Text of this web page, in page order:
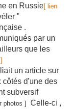
en Russie[ lien
"
.
par un
que les
un article sur
d'une des
subversif
photos ]
Celle-ci ,